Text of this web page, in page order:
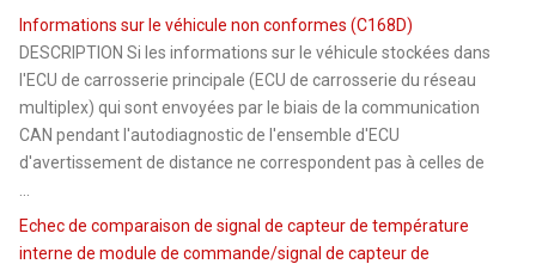
Informations sur le véhicule non conformes (C168D)
DESCRIPTION Si les informations sur le véhicule stockées dans
l'ECU de carrosserie principale (ECU de carrosserie du réseau
multiplex) qui sont envoyées par le biais de la communication
CAN pendant l'autodiagnostic de l'ensemble d'ECU
d'avertissement de distance ne correspondent pas à celles de
Echec de comparaison de signal de capteur de température
interne de module de commande/signal de capteur de